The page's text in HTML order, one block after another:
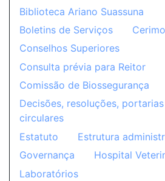
Biblioteca Ariano Suassuna
Boletins de Serviços
Conselhos Superiores
Consulta prévia para Reitor
Comissão de Biossegurança
Decisões, resoluções,
circulares
Estatuto
Estrutura
Governança
Hospital
Laboratórios